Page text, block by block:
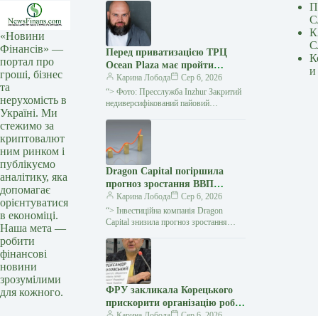
«Новини
Фінансів» —
портал про
гроші, бізнес
та
нерухомість в
Україні. Ми
стежимо за
криптовалют
ним ринком і
публікуємо
аналітику, яка
допомагає
орієнтуватися
в економіці.
Наша мета —
робити
фінансові
новини
зрозумілими
для кожного.
Перед приватизацією ТРЦ
Ocean Plaza має пройти
процес стягнення майна за
кредитом – думка
Карина Лобода
Сер 6, 2026
“> Фото: Пресслужба Inzhur Закритий
недиверсифікований пайовий
приватизаційному аукціоні ТРЦ Ocean
Dragon Capital погіршила
прогноз зростання ВВП
України у 2026р. до 1%
Карина Лобода
Сер 6, 2026
“> Інвестиційна компанія Dragon
Capital знизила прогноз зростання
до 1%, його забезпечить оборонно-
промисловий комплекс…
ФРУ закликала Корецького
прискорити організацію робіт
и